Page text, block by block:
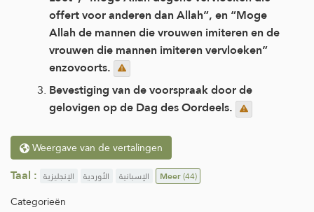
offert voor anderen dan Allah”, en “Moge
Allah de mannen die vrouwen imiteren en de
vrouwen die mannen imiteren vervloeken”
enzovoorts.
Bevestiging van de voorspraak door de
gelovigen op de Dag des Oordeels.
Weergave van de vertalingen
Taal : الإنجليزية الأوردية الإسبانية Meer(44)
Categorieën